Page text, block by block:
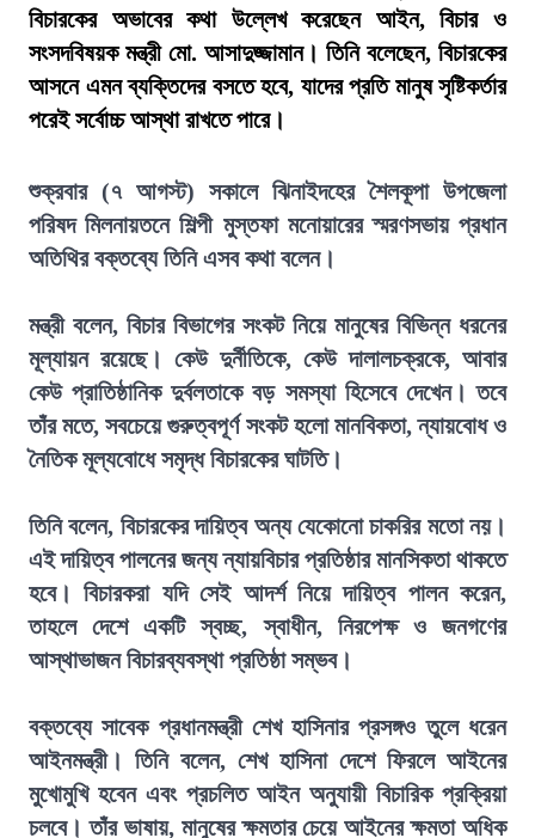
বিচারকের অভাবের কথা উল্লেখ করেছেন আইন, বিচার ও
সংসদবিষয়ক মন্ত্রী মো. আসাদুজ্জামান। তিনি বলেছেন, বিচারকের
আসনে এমন ব্যক্তিদের বসতে হবে, যাদের প্রতি মানুষ সৃষ্টিকর্তার
পরেই সর্বোচ্চ আস্থা রাখতে পারে।
শুক্রবার (৭ আগস্ট) সকালে ঝিনাইদহের শৈলকূপা উপজেলা
পরিষদ মিলনায়তনে শিল্পী মুস্তফা মনোয়ারের স্মরণসভায় প্রধান
অতিথির বক্তব্যে তিনি এসব কথা বলেন।
মন্ত্রী বলেন, বিচার বিভাগের সংকট নিয়ে মানুষের বিভিন্ন ধরনের
মূল্যায়ন রয়েছে। কেউ দুর্নীতিকে, কেউ দালালচক্রকে, আবার
কেউ প্রাতিষ্ঠানিক দুর্বলতাকে বড় সমস্যা হিসেবে দেখেন। তবে
তাঁর মতে, সবচেয়ে গুরুত্বপূর্ণ সংকট হলো মানবিকতা, ন্যায়বোধ ও
নৈতিক মূল্যবোধে সমৃদ্ধ বিচারকের ঘাটতি।
তিনি বলেন, বিচারকের দায়িত্ব অন্য যেকোনো চাকরির মতো নয়।
এই দায়িত্ব পালনের জন্য ন্যায়বিচার প্রতিষ্ঠার মানসিকতা থাকতে
হবে। বিচারকরা যদি সেই আদর্শ নিয়ে দায়িত্ব পালন করেন,
তাহলে দেশে একটি স্বচ্ছ, স্বাধীন, নিরপেক্ষ ও জনগণের
আস্থাভাজন বিচারব্যবস্থা প্রতিষ্ঠা সম্ভব।
বক্তব্যে সাবেক প্রধানমন্ত্রী শেখ হাসিনার প্রসঙ্গও তুলে ধরেন
আইনমন্ত্রী। তিনি বলেন, শেখ হাসিনা দেশে ফিরলে আইনের
মুখোমুখি হবেন এবং প্রচলিত আইন অনুযায়ী বিচারিক প্রক্রিয়া
চলবে। তাঁর ভাষায়, মানুষের ক্ষমতার চেয়ে আইনের ক্ষমতা অধিক